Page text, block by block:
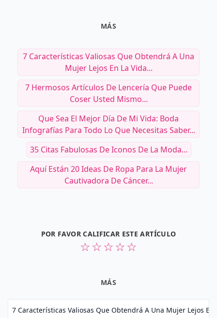
MÁS
7 Características Valiosas Que Obtendrá A Una
Mujer Lejos En La Vida...
7 Hermosos Artículos De Lencería Que Puede
Coser Usted Mismo...
Que Sea El Mejor Día De Mi Vida: Boda
Infografías Para Todo Lo Que Necesitas Saber...
35 Citas Fabulosas De Iconos De La Moda...
Aquí Están 20 Ideas De Ropa Para La Mujer
Cautivadora De Cáncer...
POR FAVOR CALIFICAR ESTE ARTÍCULO
☆
☆
☆
☆
☆
MÁS
7 Características Valiosas Que Obtendrá A Una Mujer Lejos En